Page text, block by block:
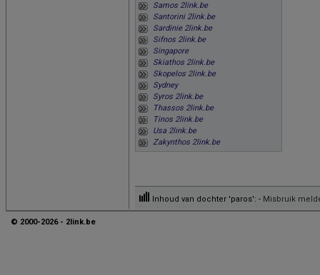
Samos 2link.be
Santorini 2link.be
Sardinie 2link.be
Sifnos 2link.be
Singapore
Skiathos 2link.be
Skopelos 2link.be
Sydney
Syros 2link.be
Thassos 2link.be
Tinos 2link.be
Usa 2link.be
Zakynthos 2link.be
Inhoud van dochter 'paros': - Misbruik
© 2000-2026 - 2link.be